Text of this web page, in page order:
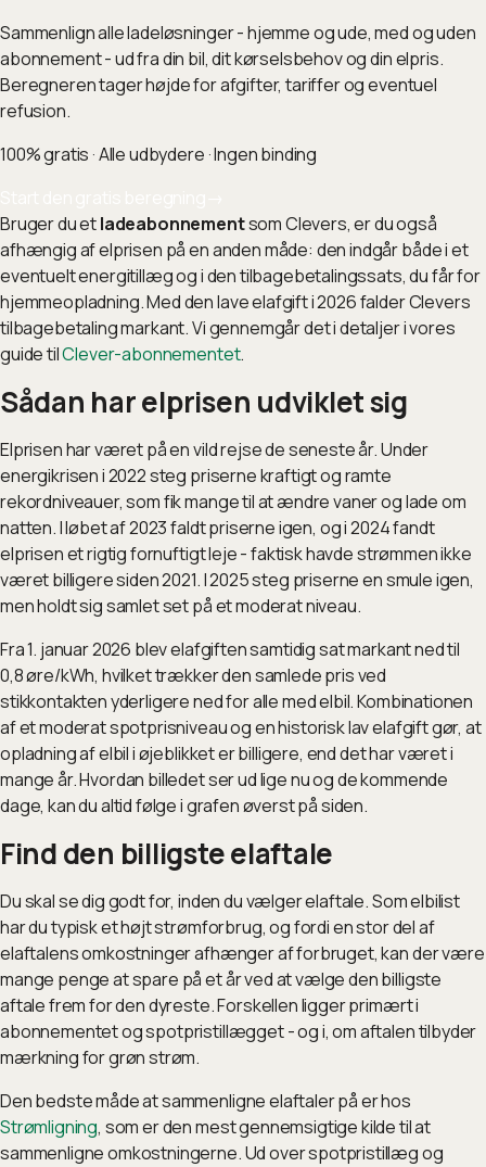
Sammenlign alle ladeløsninger - hjemme og ude, med og uden
abonnement - ud fra din bil, dit kørselsbehov og din elpris.
Beregneren tager højde for afgifter, tariffer og eventuel
refusion.
100% gratis · Alle udbydere · Ingen binding
Bruger du etladeabonnementsom Clevers, er du også
afhængig af elprisen på en anden måde: den indgår både i et
eventuelt energitillæg og i den tilbagebetalingssats, du får for
hjemmeopladning. Med den lave elafgift i 2026 falder Clevers
tilbagebetaling markant. Vi gennemgår det i detaljer i vores
guide tilClever-abonnementet.
Sådan har elprisen udviklet sig
Elprisen har været på en vild rejse de seneste år. Under
energikrisen i 2022 steg priserne kraftigt og ramte
rekordniveauer, som fik mange til at ændre vaner og lade om
natten. I løbet af 2023 faldt priserne igen, og i 2024 fandt
elprisen et rigtig fornuftigt leje - faktisk havde strømmen ikke
været billigere siden 2021. I 2025 steg priserne en smule igen,
men holdt sig samlet set på et moderat niveau.
Fra 1. januar 2026 blev elafgiften samtidig sat markant ned til
0,8 øre/kWh, hvilket trækker den samlede pris ved
stikkontakten yderligere ned for alle med elbil. Kombinationen
af et moderat spotprisniveau og en historisk lav elafgift gør, at
opladning af elbil i øjeblikket er billigere, end det har været i
mange år. Hvordan billedet ser ud lige nu og de kommende
dage, kan du altid følge i grafen øverst på siden.
Find den billigste elaftale
Du skal se dig godt for, inden du vælger elaftale. Som elbilist
har du typisk et højt strømforbrug, og fordi en stor del af
elaftalens omkostninger afhænger af forbruget, kan der være
mange penge at spare på et år ved at vælge den billigste
aftale frem for den dyreste. Forskellen ligger primært i
abonnementet og spotpristillægget - og i, om aftalen tilbyder
mærkning for grøn strøm.
Den bedste måde at sammenligne elaftaler på er hos
Strømligning, som er den mest gennemsigtige kilde til at
sammenligne omkostningerne. Ud over spotpristillæg og